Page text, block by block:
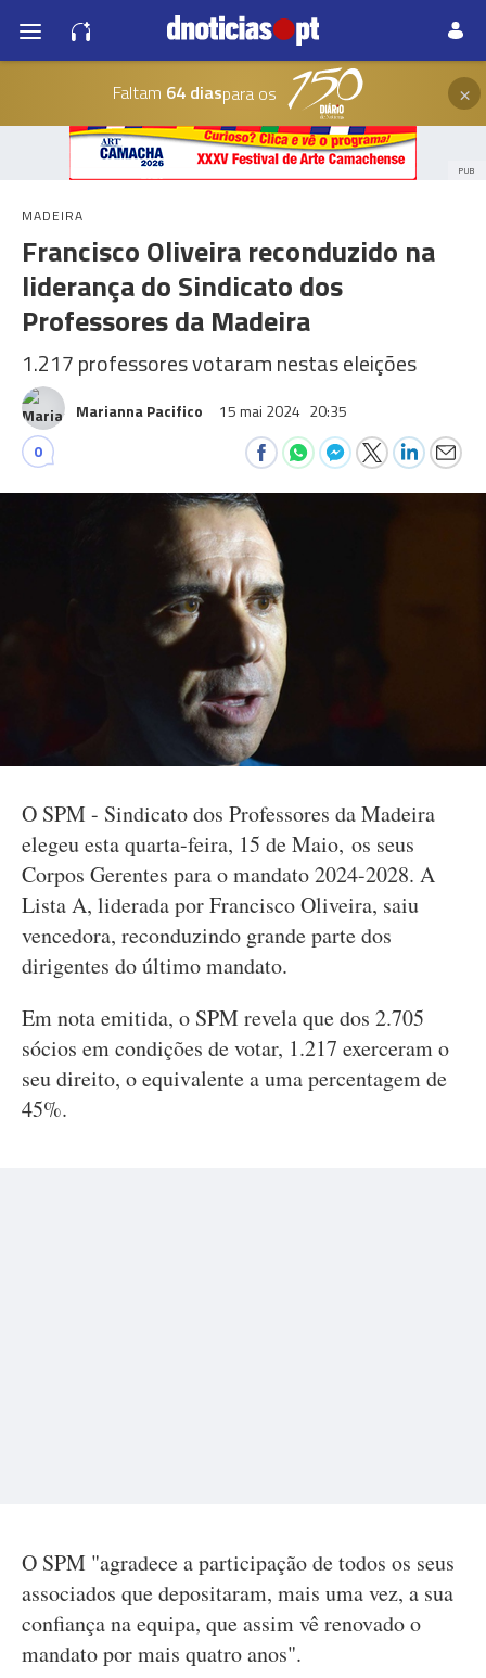
Faltam 64 diaspara os ×
PUB
MADEIRA
Francisco Oliveira reconduzido na
liderança do Sindicato dos
Professores da Madeira
1.217 professores votaram nestas eleições
Marianna Pacifico 15 mai 2024 20:35
0
O SPM - Sindicato dos Professores da Madeira
elegeu esta quarta-feira, 15 de Maio, os seus
Corpos Gerentes para o mandato 2024-2028. A
Lista A, liderada por Francisco Oliveira, saiu
vencedora, reconduzindo grande parte dos
dirigentes do último mandato.
Em nota emitida, o SPM revela que dos 2.705
sócios em condições de votar, 1.217 exerceram o
seu direito, o equivalente a uma percentagem de
45%.
O SPM "agradece a participação de todos os seus
associados que depositaram, mais uma vez, a sua
confiança na equipa, que assim vê renovado o
mandato por mais quatro anos".